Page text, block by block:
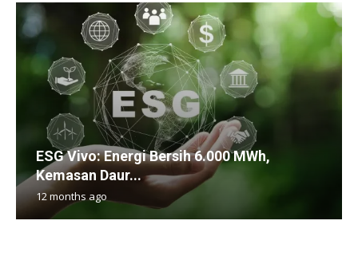
ESG Vivo: Energi Bersih 6.000 MWh,
Kemasan Daur...
12 months ago